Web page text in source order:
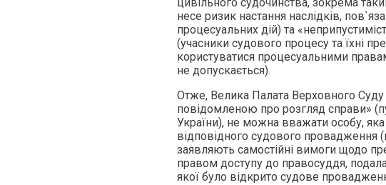
цивільного судочинства, зокрема
несе ризик настання наслідків,
процесуальних дій) та
(учасники судового процесу та їхні
користуватися процесуальними
не допускається).
Отже, Велика Палата Верховного
повідомленою про розгляд справи»
України), не можна вважати особу,
відповідного судового провадження
заявляють самостійні вимоги щодо
правом доступу до правосуддя,
якої було відкрито судове